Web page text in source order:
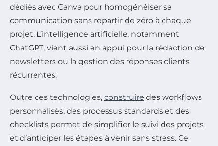
dédiés avec Canva pour homogénéiser sa
communication sans repartir de zéro à chaque
projet. L’intelligence artificielle, notamment
ChatGPT, vient aussi en appui pour la rédaction de
newsletters ou la gestion des réponses clients
récurrentes.
Outre ces technologies, construire des workflows
personnalisés, des processus standards et des
checklists permet de simplifier le suivi des projets
et d’anticiper les étapes à venir sans stress. Ce